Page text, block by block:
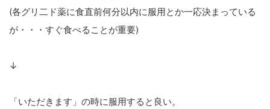
(各グリ二ド薬に食直前何分以内に服用とか一応決まっている
が・・・すぐ食べることが重要)
↓
「いただきます」の時に服用すると良い。